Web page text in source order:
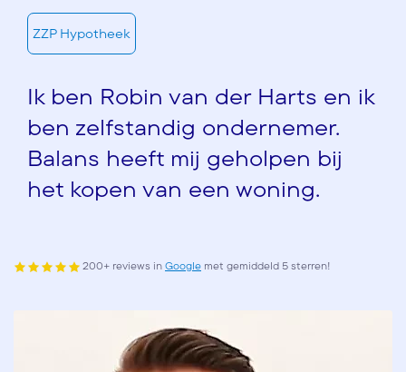
ZZP Hypotheek
Ik ben Robin van der Harts en ik
ben zelfstandig ondernemer.
Balans heeft mij geholpen bij
het kopen van een woning.
200+ reviews inGoogle met gemiddeld 5 sterren!